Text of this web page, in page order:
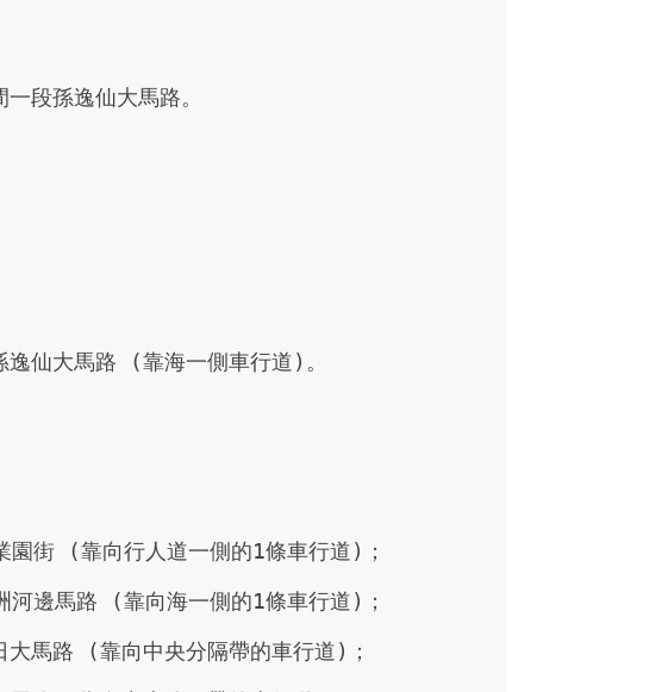
段孫逸仙大馬路。
逸仙大馬路 (靠海一側車行道)。
園街 (靠向行人道一側的1條車行道)；
河邊馬路 (靠向海一側的1條車行道)；
大馬路 (靠向中央分隔帶的車行道)；